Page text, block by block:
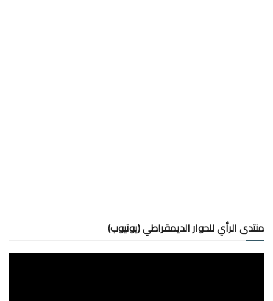
منتدى الرأي للحوار الديمقراطي (يوتيوب)